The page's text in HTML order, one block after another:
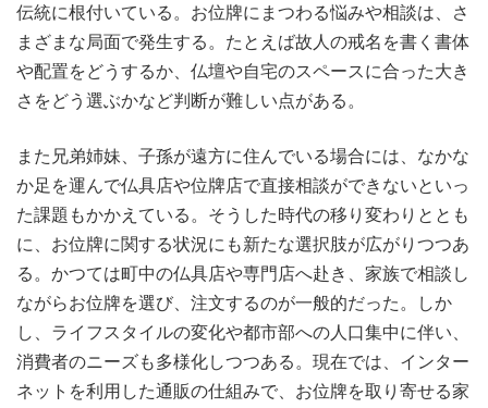
伝統に根付いている。お位牌にまつわる悩みや相談は、さ
まざまな局面で発生する。たとえば故人の戒名を書く書体
や配置をどうするか、仏壇や自宅のスペースに合った大き
さをどう選ぶかなど判断が難しい点がある。
また兄弟姉妹、子孫が遠方に住んでいる場合には、なかな
か足を運んで仏具店や位牌店で直接相談ができないといっ
た課題もかかえている。そうした時代の移り変わりととも
に、お位牌に関する状況にも新たな選択肢が広がりつつあ
る。かつては町中の仏具店や専門店へ赴き、家族で相談し
ながらお位牌を選び、注文するのが一般的だった。しか
し、ライフスタイルの変化や都市部への人口集中に伴い、
消費者のニーズも多様化しつつある。現在では、インター
ネットを利用した通販の仕組みで、お位牌を取り寄せる家